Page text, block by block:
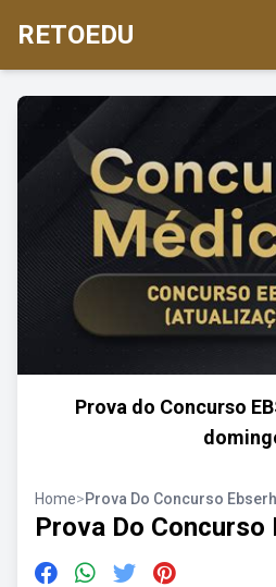
RETOEDU
Prova do Concurso
Home>Prova Do Concurso Ebserh
Prova Do Concurso